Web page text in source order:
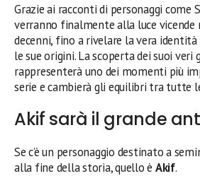
Grazie ai racconti di personaggi come
verranno finalmente alla luce vicende
decenni, fino a rivelare la vera
le sue origini. La scoperta dei suoi veri
rappresenterà uno dei momenti più
serie e cambierà gli equilibri tra tutte
Akif sarà il grande
Se c’è un personaggio destinato a
alla fine della storia, quello è Akif.